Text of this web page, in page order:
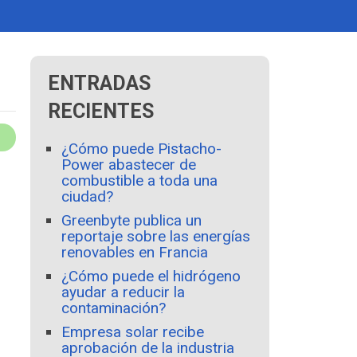
ENTRADAS
RECIENTES
¿Cómo puede Pistacho-
Power abastecer de
combustible a toda una
ciudad?
Greenbyte publica un
reportaje sobre las energías
renovables en Francia
¿Cómo puede el hidrógeno
ayudar a reducir la
contaminación?
Empresa solar recibe
aprobación de la industria